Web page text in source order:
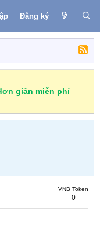
Đăng ký
giản miễn phí
VNB Token
0